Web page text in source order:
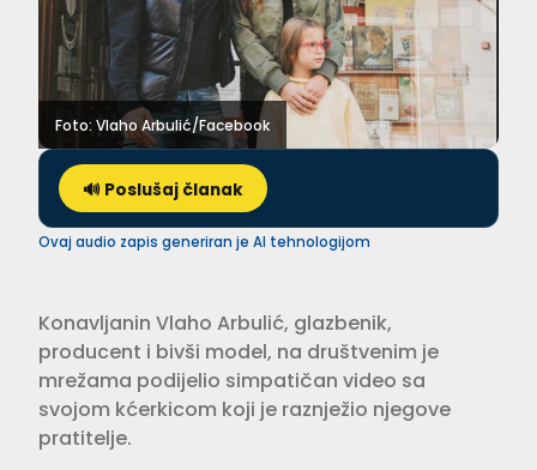
Foto: Vlaho Arbulić/Facebook
🔊 Poslušaj članak
Ovaj audio zapis generiran je AI tehnologijom
Konavljanin Vlaho Arbulić, glazbenik,
producent i bivši model, na društvenim je
mrežama podijelio simpatičan video sa
svojom kćerkicom koji je raznježio njegove
pratitelje.